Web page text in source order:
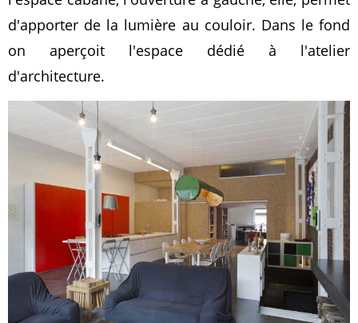
d'apporter de la lumière au couloir. Dans le fond
on aperçoit l'espace dédié à l'atelier
d'architecture.